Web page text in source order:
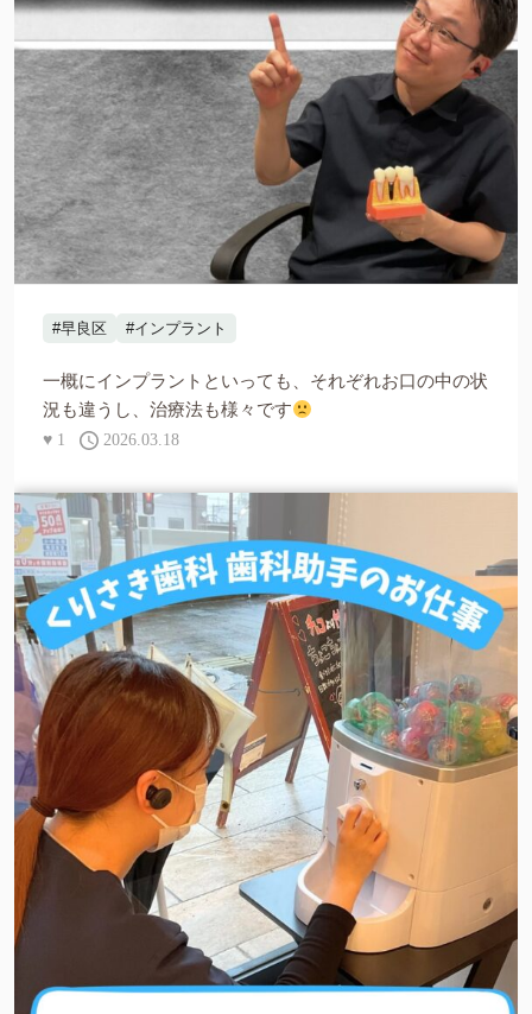
#早良区 #インプラント
一概にインプラントといっても、それぞれお口の中の状
況も違うし、治療法も様々です
♥ 1 2026.03.18